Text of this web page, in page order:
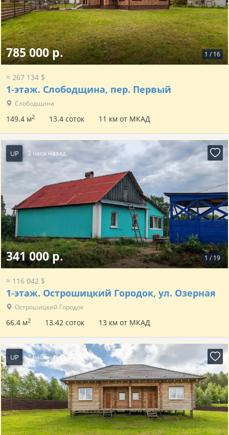
1 / 16
785 000 р.
≈ 267 134 $
1-этаж. Слободщина, пер. Первый
Слободщина
149.4 м2 13.4 соток 11 км от МКАД
UP 2 часа назад
1 / 19
341 000 р.
≈ 116 042 $
1-этаж. Острошицкий Городок, ул. Озерная
Острошицкий Городок
66.4 м2 13.42 соток 13 км от МКАД
UP 2 часа назад